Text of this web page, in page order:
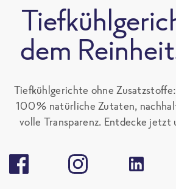
dem
Tiefkühlgerichte ohne
100 % natürliche Zutaten,
volle Transparenz. Entdecke jetzt